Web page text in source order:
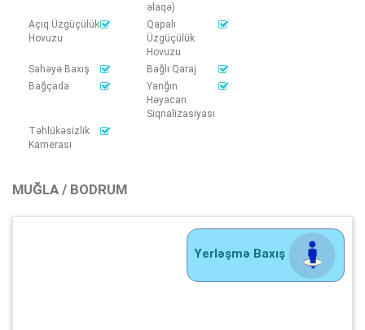
əlaqə)
Açıq Üzgüçülük
Hovuzu
Qapalı
Üzgüçülük
Hovuzu
Sahəyə Baxış
Bağlı Qaraj
Bağçada
Yanğın
Həyacan
Siqnalizasiyası
Təhlükəsizlik
Kamerası
MUĞLA / BODRUM
Yerləşmə Baxış